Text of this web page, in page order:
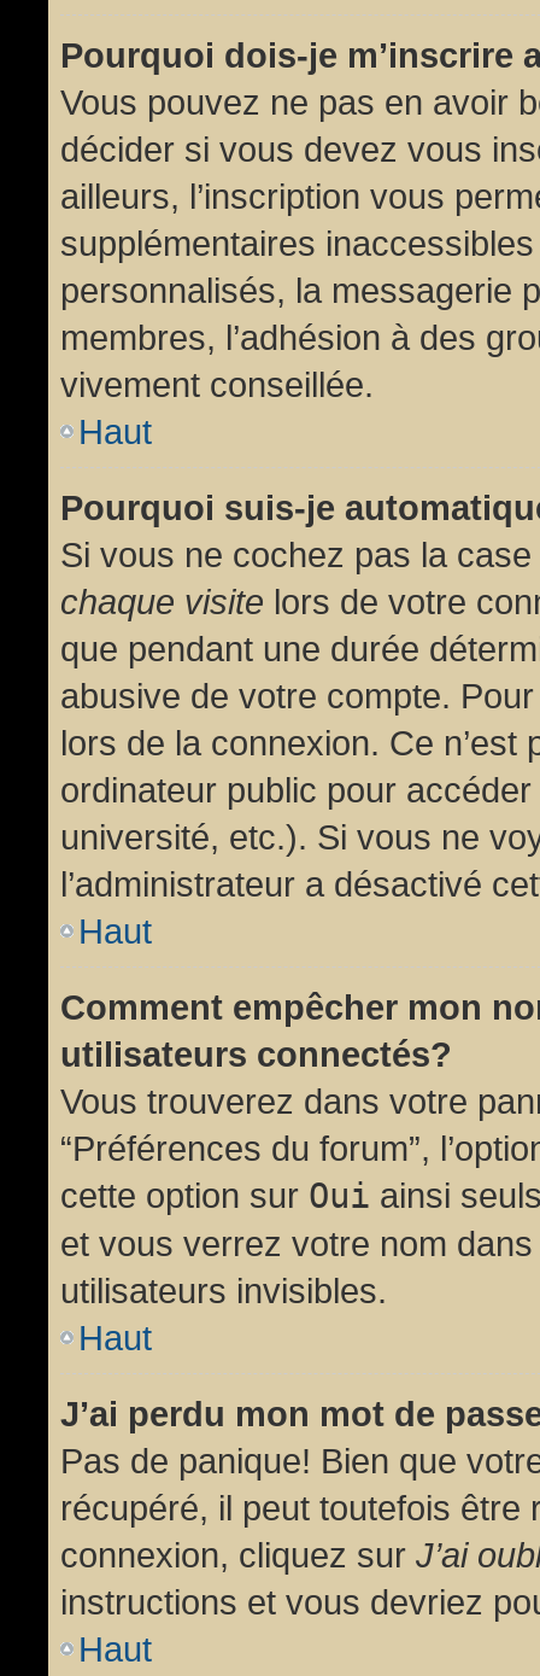
Pourquoi dois-je m’inscrire
Vous pouvez ne pas en avoir
décider si vous devez vous
ailleurs, l’inscription vous
supplémentaires
personnalisés, la messagerie
membres, l’adhésion à des
vivement conseillée.
Haut
Pourquoi suis-je
Si vous ne cochez pas la case
chaque visite lors de votre
que pendant une durée
abusive de votre compte.
lors de la connexion. Ce
ordinateur public pour
université, etc.). Si vous ne
l’administrateur a désactivé
Haut
Comment empêcher mon
utilisateurs connectés?
Vous trouverez dans votre
“Préférences du forum”,
cette option sur Oui ainsi
et vous verrez votre nom
utilisateurs invisibles.
Haut
J’ai perdu mon mot de
Pas de panique! Bien que
récupéré, il peut toutefois être
connexion, cliquez sur J’ai
instructions et vous devriez
Haut